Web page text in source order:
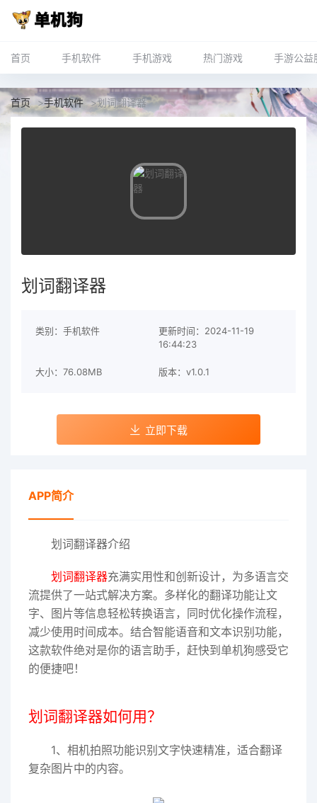
首页 手机软件 手机游戏 热门游戏 手游公益
首页 >手机软件 >划词翻译器
划词翻译器
类别：手机软件
更新时间：2024-11-19
16:44:23
大小：76.08MB 版本：v1.0.1
立即下载
APP简介
划词翻译器介绍
划词翻译器充满实用性和创新设计，为多语言交
流提供了一站式解决方案。多样化的翻译功能让文
字、图片等信息轻松转换语言，同时优化操作流程，
减少使用时间成本。结合智能语音和文本识别功能，
这款软件绝对是你的语言助手，赶快到单机狗感受它
的便捷吧！
划词翻译器如何用？
1、相机拍照功能识别文字快速精准，适合翻译
复杂图片中的内容。